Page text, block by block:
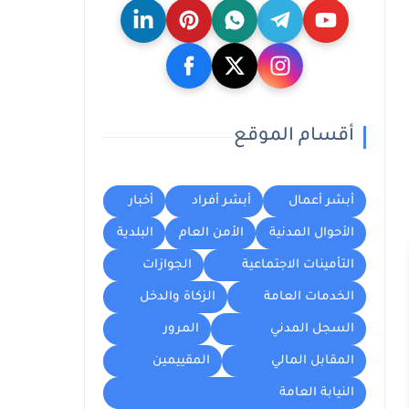
أقسام الموقع
أبشر أعمال أبشر أفراد أخبار
الأحوال المدنية الأمن العام البلدية
التأمينات الاجتماعية الجوازات
الخدمات العامة الزكاة والدخل
السجل المدني المرور
المقابل المالي المقييمين
النيابة العامة